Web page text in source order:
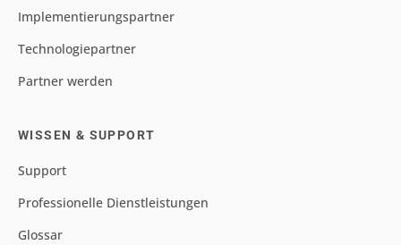
Implementierungspartner
Technologiepartner
Partner werden
WISSEN & SUPPORT
Support
Professionelle Dienstleistungen
Glossar